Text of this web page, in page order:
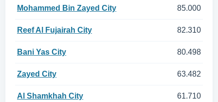
Mohammed Bin Zayed City 85.000
Reef Al Fujairah City 82.310
Bani Yas City 80.498
Zayed City 63.482
Al Shamkhah City 61.710